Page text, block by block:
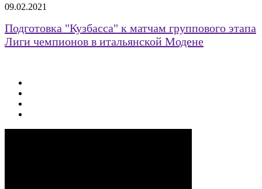
09.02.2021
Подготовка "Кузбасса" к матчам группового этапа
Лиги чемпионов в итальянской Модене